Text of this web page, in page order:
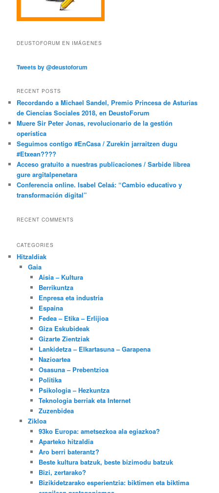
DEUSTOFORUM EN IMÁGENES
Tweets by @deustoforum
RECENT POSTS
Recordando a Michael Sandel, Premio Princesa de Asturias
de Ciencias Sociales 2018, en DeustoForum
Muere Sir Peter Jonas, revolucionario de la gestión
operística
Seguimos contigo #EnCasa / Zurekin jarraitzen dugu
#Etxean????
Acceso gratuito a nuestras publicaciones / Sarbide librea
gure argitalpenetara
Conferencia online. Isabel Celaá: “Cambio educativo y
transformación digital”
RECENT COMMENTS
CATEGORIES
Hitzaldiak
Gaia
Aisia – Kultura
Berrikuntza
Enpresa eta industria
Espaina
Fedea – Etika – Erlijioa
Giza Eskubideak
Gizarte Zientziak
Lankidetza – Elkartasuna – Garapena
Nazioartea
Osasuna – Prebentzioa
Politika
Psikologia – Hezkuntza
Teknologia berriak eta Internet
Zuzenbidea
Zikloa
93ko Europa: ametsezkoa ala egiazkoa?
Aparteko hitzaldia
Aro berri baterantz?
Beste kultura batzuk, beste bizimodu batzuk
Bizi, zertarako?
Bizikidetzarako esperientzia: biktimen eta biktima